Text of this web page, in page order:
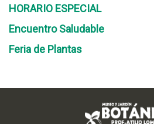
HORARIO ESPECIAL
Encuentro Saludable
Feria de Plantas